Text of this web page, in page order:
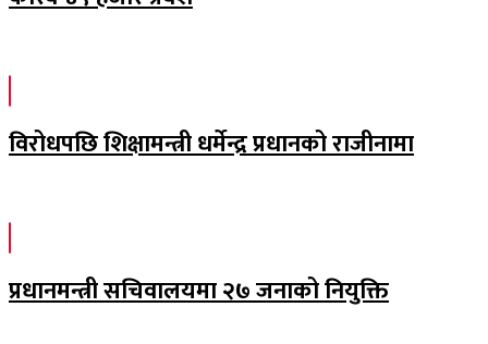
विरोधपछि शिक्षामन्त्री धर्मेन्द्र प्रधानको राजीनामा
प्रधानमन्त्री सचिवालयमा २७ जनाको नियुक्ति